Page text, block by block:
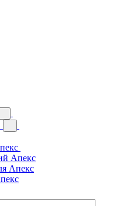
Апекс
Апекс